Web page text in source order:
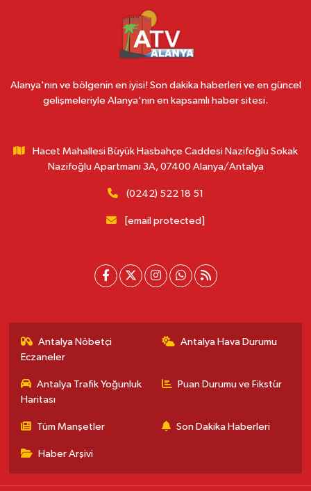
Alanya'nın ve bölgenin en iyisi! Son dakika haberleri ve en güncel
gelişmeleriyle Alanya'nın en kapsamlı haber sitesi.
Hacet Mahallesi Büyük Hasbahçe Caddesi Nazifoğlu Sokak
Nazifoğlu Apartmanı 3A, 07400 Alanya/Antalya
(0242) 522 18 51
[email protected]
Antalya Nöbetçi
Eczaneler
Antalya Hava Durumu
Antalya Trafik Yoğunluk
Haritası
Puan Durumu ve Fikstür
Tüm Manşetler Son Dakika Haberleri
Haber Arşivi